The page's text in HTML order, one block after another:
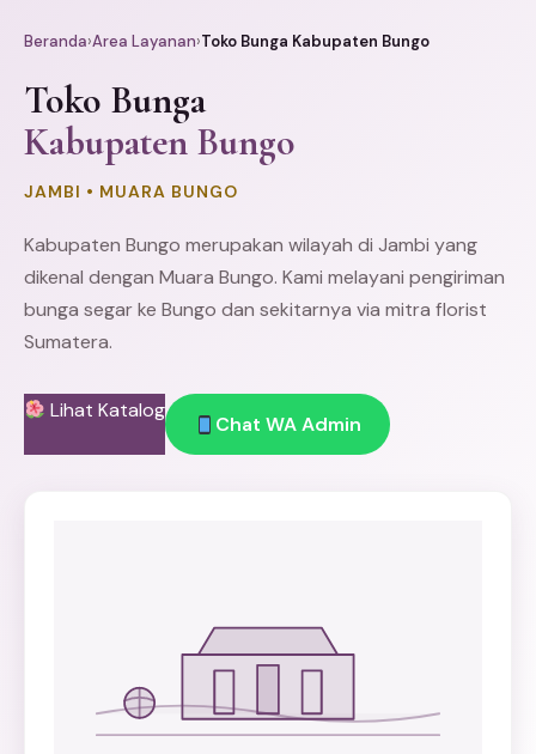
Beranda›Area Layanan›Toko Bunga Kabupaten Bungo
Toko Bunga
Kabupaten Bungo
JAMBI • MUARA BUNGO
Kabupaten Bungo merupakan wilayah di Jambi yang
dikenal dengan Muara Bungo. Kami melayani pengiriman
bunga segar ke Bungo dan sekitarnya via mitra florist
Sumatera.
Lihat Katalog
Chat WA Admin